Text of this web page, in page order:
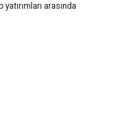
arasında